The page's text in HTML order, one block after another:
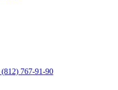
767-91-90